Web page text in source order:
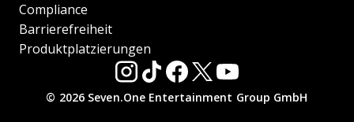
Compliance
Barrierefreiheit
Produktplatzierungen
© 2026 Seven.One Entertainment Group GmbH